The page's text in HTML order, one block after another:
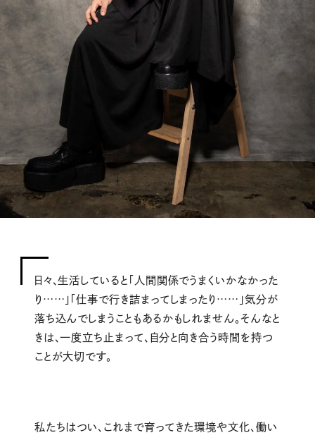
日々、生活していると「人間関係でうまくいかなかった
り……」「仕事で行き詰まってしまったり……」気分が
落ち込んでしまうこともあるかもしれません。そんなと
きは、一度立ち止まって、自分と向き合う時間を持つ
ことが大切です。
私たちはつい、これまで育ってきた環境や文化、働い